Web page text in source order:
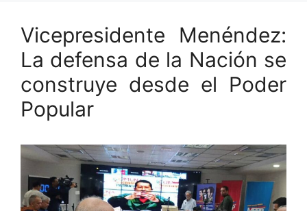
Vicepresidente Menéndez:
La defensa de la Nación se
construye desde el Poder
Popular